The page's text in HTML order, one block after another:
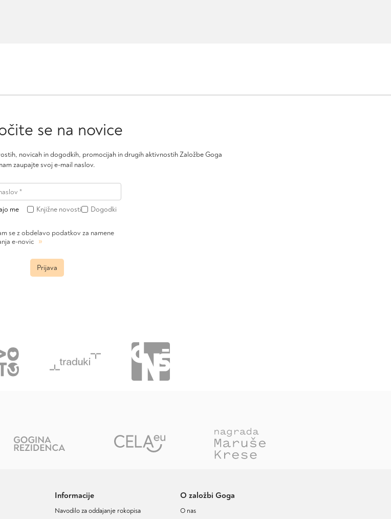
se na novice
novicah in dogodkih, promocijah in drugih aktivnostih Založbe Goga
nam zaupajte svoj e-mail naslov.
me Knjižne novosti Dogodki
se z obdelavo podatkov za namene
e-novic »
Prijava
Informacije
Navodilo za oddajanje rokopisa
O založbi Goga
O nas